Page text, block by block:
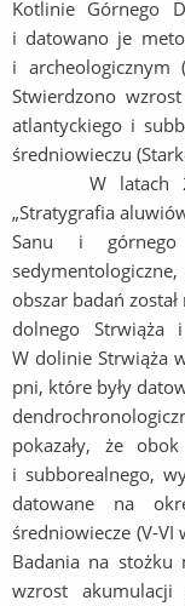
Kotlinie Górnego
i datowano je
i archeologicznym
Stwierdzono
atlantyckiego i
średniowieczu
W latach
„Stratygrafia
Sanu i
obszar badań
dolnego
W dolinie Strwiąża
pni, które były
pokazały, że
i subborealnego,
datowane na
średniowiecze (V-
Badania na stożku
wzrost